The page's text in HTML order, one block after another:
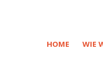
HOME WIE